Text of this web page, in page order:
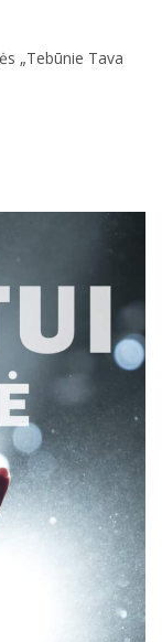
„Tebūnie Tava